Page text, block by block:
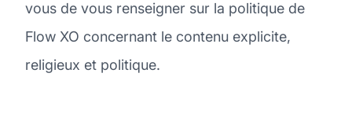
vous de vous renseigner sur la politique de
Flow XO concernant le contenu explicite,
religieux et politique.